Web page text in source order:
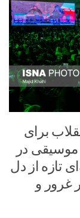
برای
در
تازه از دل
غرور و